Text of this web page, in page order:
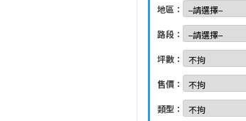
地區：
路段：
坪數：
售價：
類型：